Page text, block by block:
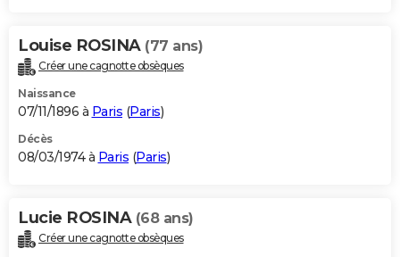
Louise ROSINA (77 ans)
Créer une cagnotte obsèques
Naissance
07/11/1896 à Paris (Paris)
Décès
08/03/1974 à Paris (Paris)
Lucie ROSINA (68 ans)
Créer une cagnotte obsèques